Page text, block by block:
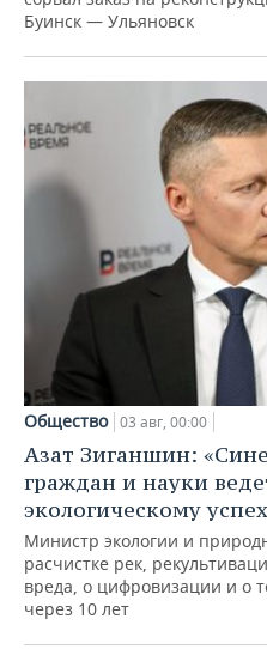
Буинск — Ульяновск
Общество 03 авг, 00:00
Азат Зиганшин:
граждан и науки
экологическому
Министр экологии и
расчистке рек,
вреда, о цифровизации и о
через 10 лет